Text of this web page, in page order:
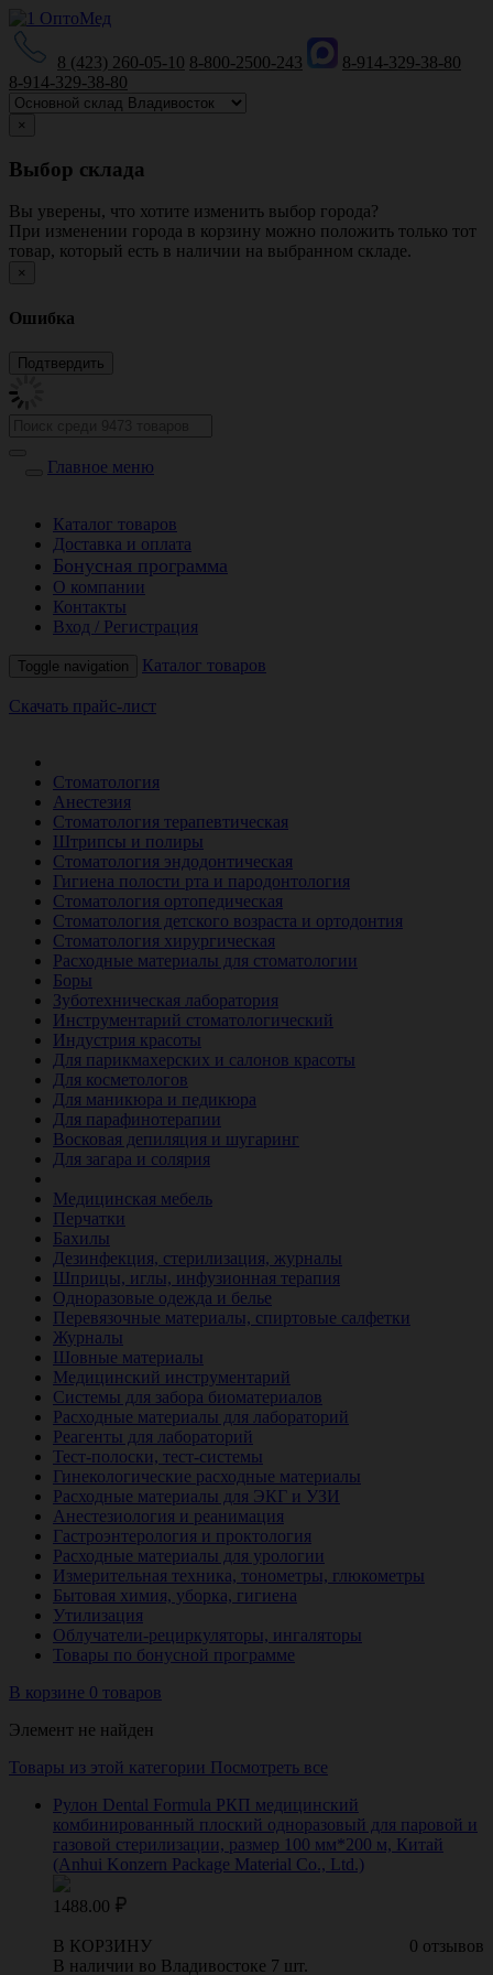
8 (423) 260-05-10 8-800-2500-243
8-914-329-38-80
8-914-329-38-80
×
Выбор склада
Вы уверены, что хотите изменить выбор города?
При изменении города в корзину можно положить только тот
товар, который есть в наличии на выбранном складе.
×
Ошибка
Главное меню
Каталог товаров
Доставка и оплата
Бонусная программа
О компании
Контакты
Вход / Регистрация
Toggle navigation Каталог товаров
Скачать прайс-лист
Стоматология
Анестезия
Стоматология терапевтическая
Штрипсы и полиры
Стоматология эндодонтическая
Гигиена полости рта и пародонтология
Стоматология ортопедическая
Стоматология детского возраста и ортодонтия
Стоматология хирургическая
Расходные материалы для стоматологии
Боры
Зуботехническая лаборатория
Инструментарий стоматологический
Индустрия красоты
Для парикмахерских и салонов красоты
Для косметологов
Для маникюра и педикюра
Для парафинотерапии
Восковая депиляция и шугаринг
Для загара и солярия
Медицинская мебель
Перчатки
Бахилы
Дезинфекция, стерилизация, журналы
Шприцы, иглы, инфузионная терапия
Одноразовые одежда и белье
Перевязочные материалы, спиртовые салфетки
Журналы
Шовные материалы
Медицинский инструментарий
Системы для забора биоматериалов
Расходные материалы для лабораторий
Реагенты для лабораторий
Тест-полоски, тест-системы
Гинекологические расходные материалы
Расходные материалы для ЭКГ и УЗИ
Анестезиология и реанимация
Гастроэнтерология и проктология
Расходные материалы для урологии
Измерительная техника, тонометры, глюкометры
Бытовая химия, уборка, гигиена
Утилизация
Облучатели-рециркуляторы, ингаляторы
Товары по бонусной программе
В корзине 0 товаров
Элемент не найден
Товары из этой категории Посмотреть все
Рулон Dental Formula РКП медицинский
комбинированный плоский одноразовый для паровой и
газовой стерилизации, размер 100 мм*200 м, Китай
(Anhui Konzern Package Material Co., Ltd.)
1488.00
0 отзывов
В КОРЗИНУ
В наличии во Владивостоке 7 шт.